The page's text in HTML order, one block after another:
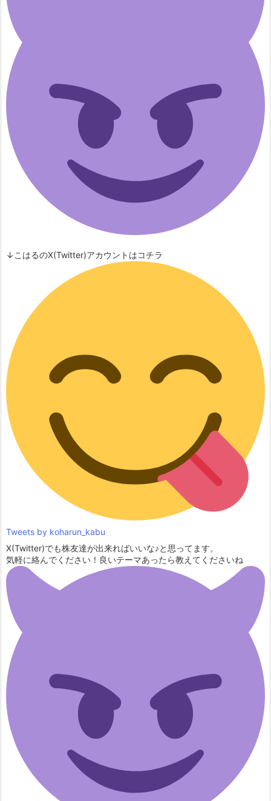
↓こはるのX(Twitter)アカウントはコチラ
Tweets by koharun_kabu
X(Twitter)でも株友達が出来ればいいな♪と思ってます。
気軽に絡んでください！良いテーマあったら教えてくださいね